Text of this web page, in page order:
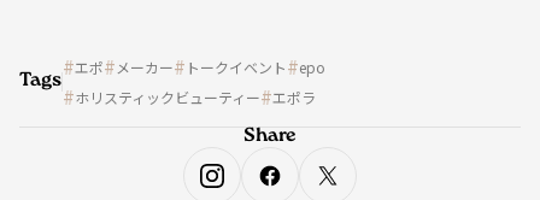
Tags
エポ メーカー トークイベント
epo
ホリスティックビューティー
エポラ
Share